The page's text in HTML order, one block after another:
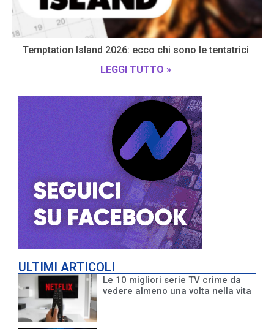
Temptation Island 2026: ecco chi sono le tentatrici
LEGGI TUTTO »
ULTIMI ARTICOLI
Le 10 migliori serie TV crime da
vedere almeno una volta nella vita